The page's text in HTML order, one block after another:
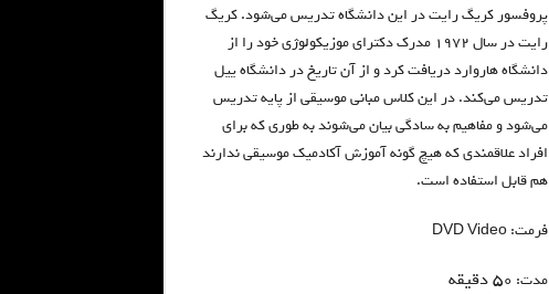
پروفسور کریگ رایت در این دانشگاه تدریس می‌شود. کریگ
رایت در سال 1972 مدرک دکترای موزیکولوژی خود را از
دانشگاه هاروارد دریافت کرد و از آن تاریخ در دانشگاه ییل
تدریس می‌کند. در این کلاس مبانی موسیقی از پایه تدریس
می‌شود و مفاهیم به سادگی بیان می‌شوند به طوری که برای
افراد علاقمندی که هیچ گونه آموزش آکادمیک موسیقی ندارند
هم قابل استفاده است.
فرمت: DVD Video
مدت: 50 دقيقه